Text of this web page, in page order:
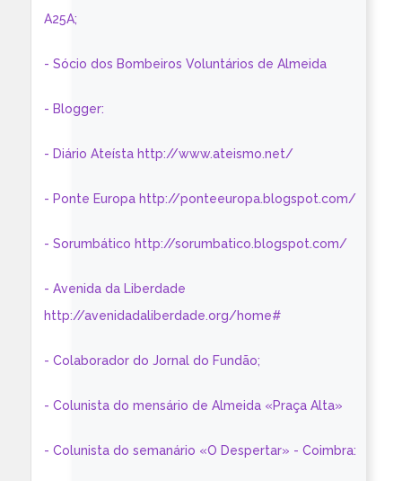
A25A;
- Sócio dos Bombeiros Voluntários de Almeida
- Blogger:
- Diário Ateísta http://www.ateismo.net/
- Ponte Europa http://ponteeuropa.blogspot.com/
- Sorumbático http://sorumbatico.blogspot.com/
- Avenida da Liberdade
http://avenidadaliberdade.org/home#
- Colaborador do Jornal do Fundão;
- Colunista do mensário de Almeida «Praça Alta»
- Colunista do semanário «O Despertar» - Coimbra: